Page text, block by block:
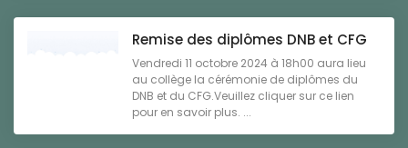
Remise des diplômes DNB et CFG
Vendredi 11 octobre 2024 à 18h00 aura lieu
au collège la cérémonie de diplômes du
DNB et du CFG.Veuillez cliquer sur ce lien
pour en savoir plus. ...